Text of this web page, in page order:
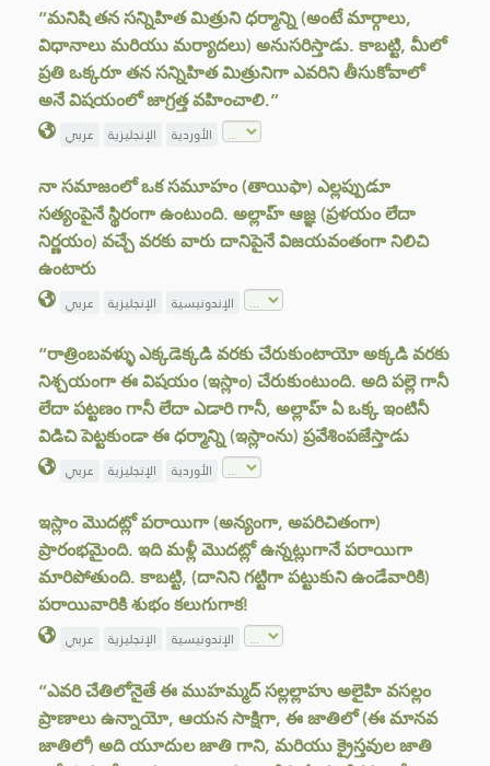
“మనిషి తన సన్నిహిత మిత్రుని ధర్మాన్ని (అంటే మార్గాలు,
విధానాలు మరియు మర్యాదలు) అనుసరిస్తాడు. కాబట్టి, మీలో
ప్రతి ఒక్కరూ తన సన్నిహిత మిత్రునిగా ఎవరిని తీసుకోవాలో
అనే విషయంలో జాగ్రత్త వహించాలి.”
عربي الإنجليزية الأوردية
నా సమాజంలో ఒక సమూహం (తాయిఫా) ఎల్లప్పుడూ
సత్యంపైనే స్థిరంగా ఉంటుంది. అల్లాహ్ ఆజ్ఞ (ప్రళయం లేదా
నిర్ణయం) వచ్చే వరకు వారు దానిపైనే విజయవంతంగా నిలిచి
ఉంటారు
عربي الإنجليزية الإندونيسية
“రాత్రింబవళ్ళు ఎక్కడెక్కడి వరకు చేరుకుంటాయో అక్కడి వరకు
నిశ్చయంగా ఈ విషయం (ఇస్లాం) చేరుకుంటుంది. అది పల్లె గానీ
లేదా పట్టణం గానీ లేదా ఎడారి గానీ, అల్లాహ్ ఏ ఒక్క ఇంటినీ
విడిచి పెట్టకుండా ఈ ధర్మాన్ని (ఇస్లాంను) ప్రవేశింపజేస్తాడు
عربي الإنجليزية الأوردية
ఇస్లాం మొదట్లో పరాయిగా (అన్యంగా, అపరిచితంగా)
ప్రారంభమైంది. ఇది మళ్లీ మొదట్లో ఉన్నట్లుగానే పరాయిగా
మారిపోతుంది. కాబట్టి, (దానిని గట్టిగా పట్టుకుని ఉండేవారికి)
పరాయివారికి శుభం కలుగుగాక!
عربي الإنجليزية الإندونيسية
“ఎవరి చేతిలోనైతే ఈ ముహమ్మద్ సల్లల్లాహు అలైహి వసల్లం
ప్రాణాలు ఉన్నాయో, ఆయన సాక్షిగా, ఈ జాతిలో (ఈ మానవ
జాతిలో) అది యూదుల జాతి గాని, మరియు క్రైస్తవుల జాతి